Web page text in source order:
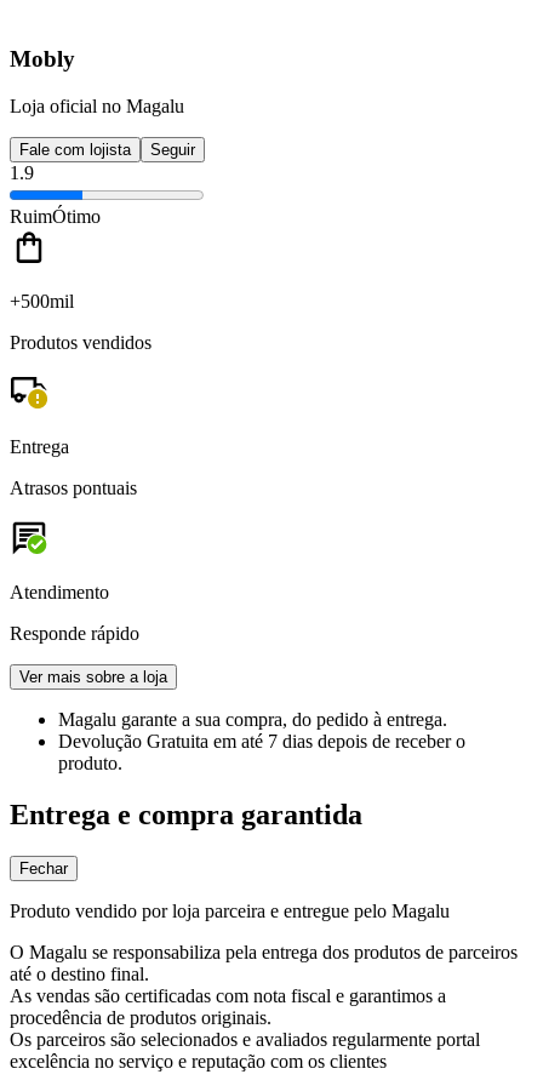
Mobly
Loja oficial no Magalu
Fale com lojista Seguir
1.9
RuimÓtimo
+500mil
Produtos vendidos
Entrega
Atrasos pontuais
Atendimento
Responde rápido
Ver mais sobre a loja
Magalu garante a sua compra, do pedido à entrega.
Devolução Gratuita em até 7 dias depois de receber o
produto.
Entrega e compra garantida
Fechar
Produto vendido por loja parceira e entregue pelo Magalu
O Magalu se responsabiliza pela entrega dos produtos de parceiros
até o destino final.
As vendas são certificadas com nota fiscal e garantimos a
procedência de produtos originais.
Os parceiros são selecionados e avaliados regularmente portal
excelência no serviço e reputação com os clientes